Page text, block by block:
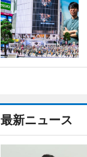
最新ニュース